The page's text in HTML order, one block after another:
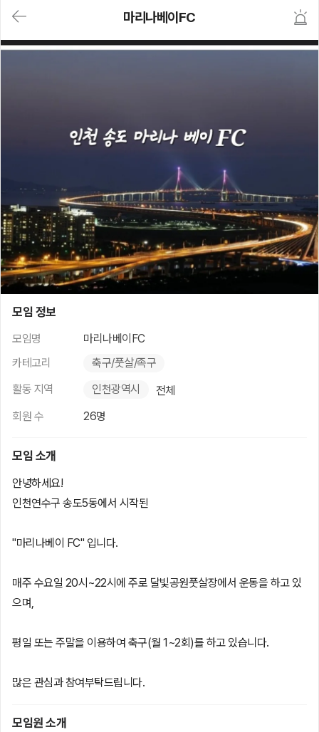
가
Y)
본
문
바
로
가
기
마리나베이FC
모임 정보
모임명
마리나베이FC
카테고리
축구/풋살/족구
활동 지역
인천광역시
전체
회원 수
26명
모임 소개
안녕하세요!
인천연수구 송도5동에서 시작된
"마리나베이 FC" 입니다.
매주 수요일 20시~22시에 주로 달빛공원풋살장에서 운동을 하고 있
으며,
평일 또는 주말을 이용하여 축구(월 1~2회)를 하고 있습니다.
많은 관심과 참여부탁드립니다.
모임원 소개